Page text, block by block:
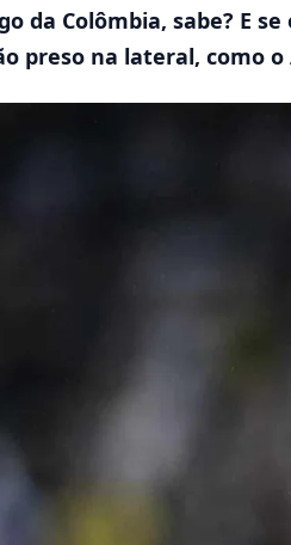
da Colômbia, sabe? E
preso na lateral, como